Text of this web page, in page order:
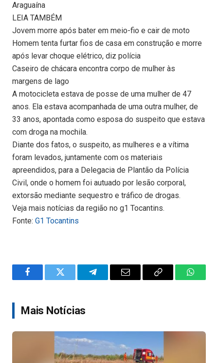
Araguaína
LEIA TAMBÉM
Jovem morre após bater em meio-fio e cair de moto
Homem tenta furtar fios de casa em construção e morre
após levar choque elétrico, diz polícia
Caseiro de chácara encontra corpo de mulher às
margens de lago
A motocicleta estava de posse de uma mulher de 47
anos. Ela estava acompanhada de uma outra mulher, de
33 anos, apontada como esposa do suspeito que estava
com droga na mochila.
Diante dos fatos, o suspeito, as mulheres e a vítima
foram levados, juntamente com os materiais
apreendidos, para a Delegacia de Plantão da Polícia
Civil, onde o homem foi autuado por lesão corporal,
extorsão mediante sequestro e tráfico de drogas.
Veja mais notícias da região no g1 Tocantins.
Fonte: G1 Tocantins
FacebookTwitter TelegramEmail
Copy
Mais Notícias